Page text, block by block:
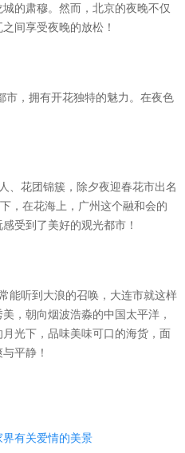
的肃穆。然而，北京的夜晚不仅
间享受夜晚的放松！
市，拥有开花独特的魅力。在夜色
、花团锦簇，除夕夜迎春花市出名
，在花海上，广州这个融和会的
受到了美好的观光都市！
能听到大浪的召唤，大连市就这样
，朝向烟波浩淼的中国太平洋，
光下，品味美味可口的海货，面
平静！
有关爱情的美景